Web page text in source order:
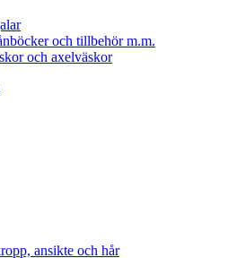
och tillbehör m.m.
och axelväskor
ansikte och hår